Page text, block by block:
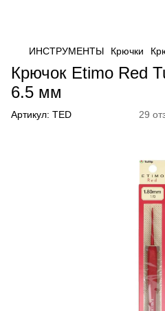
ИНСТРУМЕНТЫ Крючки
Крючок Etimo Red
6.5 мм
Артикул: TED 29